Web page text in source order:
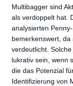
Multibagger sind
als verdoppelt hat.
analysierten
bemerkenswert, da
verdeutlicht.
lukrativ sein, wenn
die das Potenzial
Identifizierung von